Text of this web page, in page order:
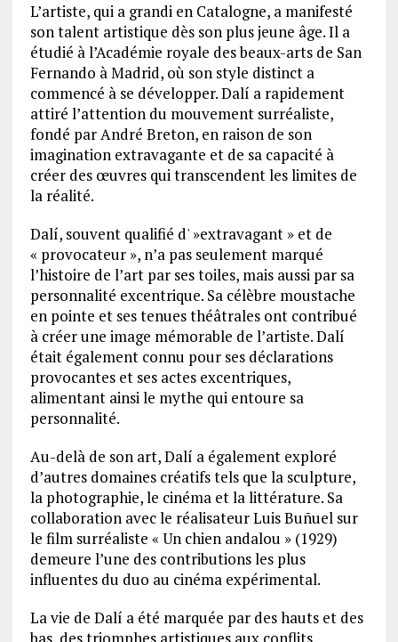
L’artiste, qui a grandi en Catalogne, a manifesté
son talent artistique dès son plus jeune âge. Il a
étudié à l’Académie royale des beaux-arts de San
Fernando à Madrid, où son style distinct a
commencé à se développer. Dalí a rapidement
attiré l’attention du mouvement surréaliste,
fondé par André Breton, en raison de son
imagination extravagante et de sa capacité à
créer des œuvres qui transcendent les limites de
la réalité.
Dalí, souvent qualifié d' »extravagant » et de
« provocateur », n’a pas seulement marqué
l’histoire de l’art par ses toiles, mais aussi par sa
personnalité excentrique. Sa célèbre moustache
en pointe et ses tenues théâtrales ont contribué
à créer une image mémorable de l’artiste. Dalí
était également connu pour ses déclarations
provocantes et ses actes excentriques,
alimentant ainsi le mythe qui entoure sa
personnalité.
Au-delà de son art, Dalí a également exploré
d’autres domaines créatifs tels que la sculpture,
la photographie, le cinéma et la littérature. Sa
collaboration avec le réalisateur Luis Buñuel sur
le film surréaliste « Un chien andalou » (1929)
demeure l’une des contributions les plus
influentes du duo au cinéma expérimental.
La vie de Dalí a été marquée par des hauts et des